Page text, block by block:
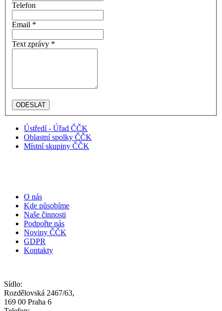
Telefon
Email *
Text zprávy *
Ústředí - Úřad ČČK
Oblastní spolky ČČK
Místní skupiny ČČK
O nás
Kde působíme
Naše činnosti
Podpořte nás
Noviny ČČK
GDPR
Kontakty
Sídlo:
Rozdělovská 2467/63,
169 00 Praha 6